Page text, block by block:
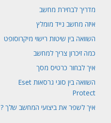
מדריך לבחירת מחשב
איזה מחשב נייד מומלץ
השוואה בין שיטות רישוי מיקרוסופט
כמה זיכרון צריך למחשב
איך לבחור כרטיס מסך
השוואה בין סוגי גרסאות Eset
Protect
איך לשפר את ביצועי המחשב שלך ?